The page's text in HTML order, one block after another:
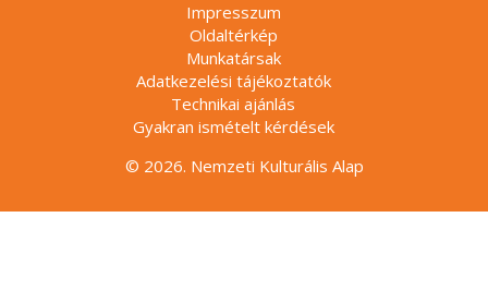
Impresszum
Oldaltérkép
Munkatársak
Adatkezelési tájékoztatók
Technikai ajánlás
Gyakran ismételt kérdések
© 2026. Nemzeti Kulturális Alap